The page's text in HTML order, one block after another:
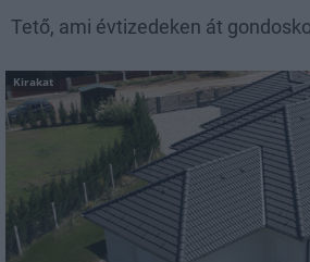
Tető, ami évtizedeken át
Kirakat